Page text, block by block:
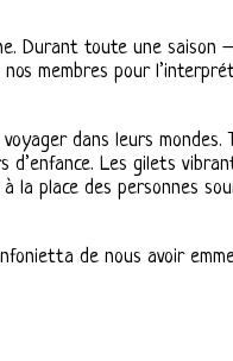
Durant toute une saison
membres pour
dans leurs mondes.
Les gilets
la place des personnes
de nous avoir